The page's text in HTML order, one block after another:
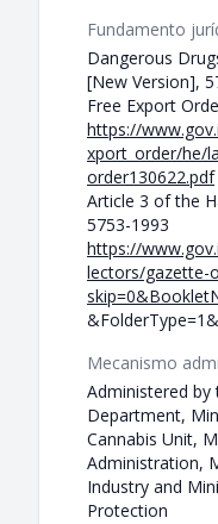
Fundamento
Dangerous
[New Version],
Free Export
https://
xport_order/he/
order130622.pdf
Article 3 of the
5753-1993
https://
lectors/gazette-
Mecanismo
Administered
Department,
Cannabis Unit,
Administration,
Industry and
Protection